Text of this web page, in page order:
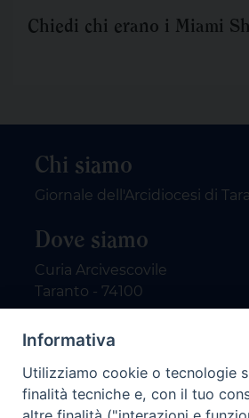
Chiedi chi erano i Miami
Chi siamo
Giornale dell'Arcidiocesi di
Dove siamo
Curia Arcivescovile
Taranto - 74100
Contatti
email:
Informativa
Utilizziamo cookie o tecnologie
finalità tecniche e, con il tuo